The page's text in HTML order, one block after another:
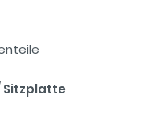
Sitzplatte